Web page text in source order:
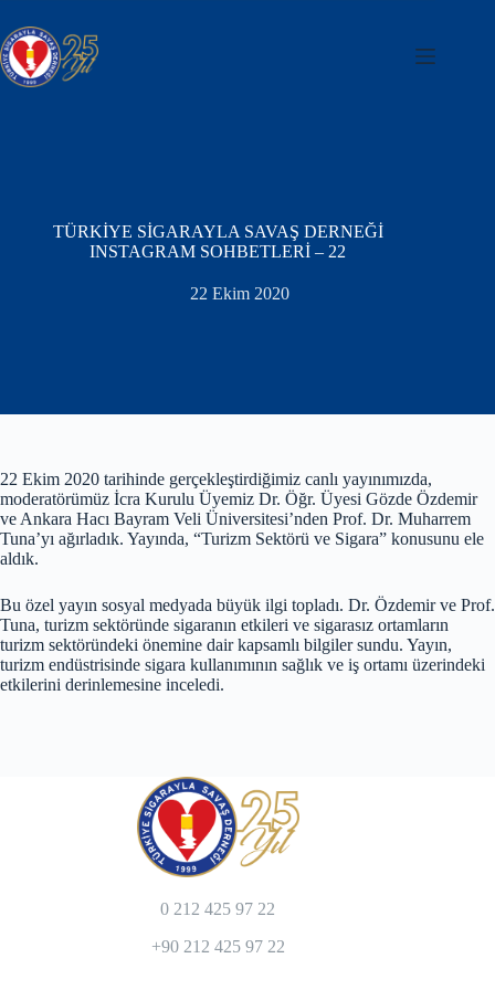
to
content
TÜRKİYE SİGARAYLA SAVAŞ DERNEĞİ
INSTAGRAM SOHBETLERİ – 22
22 Ekim 2020
22 Ekim 2020 tarihinde gerçekleştirdiğimiz canlı yayınımızda,
moderatörümüz İcra Kurulu Üyemiz Dr. Öğr. Üyesi Gözde Özdemir
ve Ankara Hacı Bayram Veli Üniversitesi’nden Prof. Dr. Muharrem
Tuna’yı ağırladık. Yayında, “Turizm Sektörü ve Sigara” konusunu ele
aldık.
Bu özel yayın sosyal medyada büyük ilgi topladı. Dr. Özdemir ve Prof.
Tuna, turizm sektöründe sigaranın etkileri ve sigarasız ortamların
turizm sektöründeki önemine dair kapsamlı bilgiler sundu. Yayın,
turizm endüstrisinde sigara kullanımının sağlık ve iş ortamı üzerindeki
etkilerini derinlemesine inceledi.
0 212 425 97 22
+90 212 425 97 22